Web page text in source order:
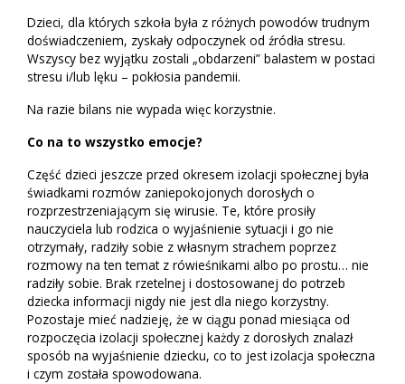
Dzieci, dla których szkoła była z różnych powodów trudnym
doświadczeniem, zyskały odpoczynek od źródła stresu.
Wszyscy bez wyjątku zostali „obdarzeni” balastem w postaci
stresu i/lub lęku – pokłosia pandemii.
Na razie bilans nie wypada więc korzystnie.
Co na to wszystko emocje?
Część dzieci jeszcze przed okresem izolacji społecznej była
świadkami rozmów zaniepokojonych dorosłych o
rozprzestrzeniającym się wirusie. Te, które prosiły
nauczyciela lub rodzica o wyjaśnienie sytuacji i go nie
otrzymały, radziły sobie z własnym strachem poprzez
rozmowy na ten temat z rówieśnikami albo po prostu… nie
radziły sobie. Brak rzetelnej i dostosowanej do potrzeb
dziecka informacji nigdy nie jest dla niego korzystny.
Pozostaje mieć nadzieję, że w ciągu ponad miesiąca od
rozpoczęcia izolacji społecznej każdy z dorosłych znalazł
sposób na wyjaśnienie dziecku, co to jest izolacja społeczna
i czym została spowodowana.